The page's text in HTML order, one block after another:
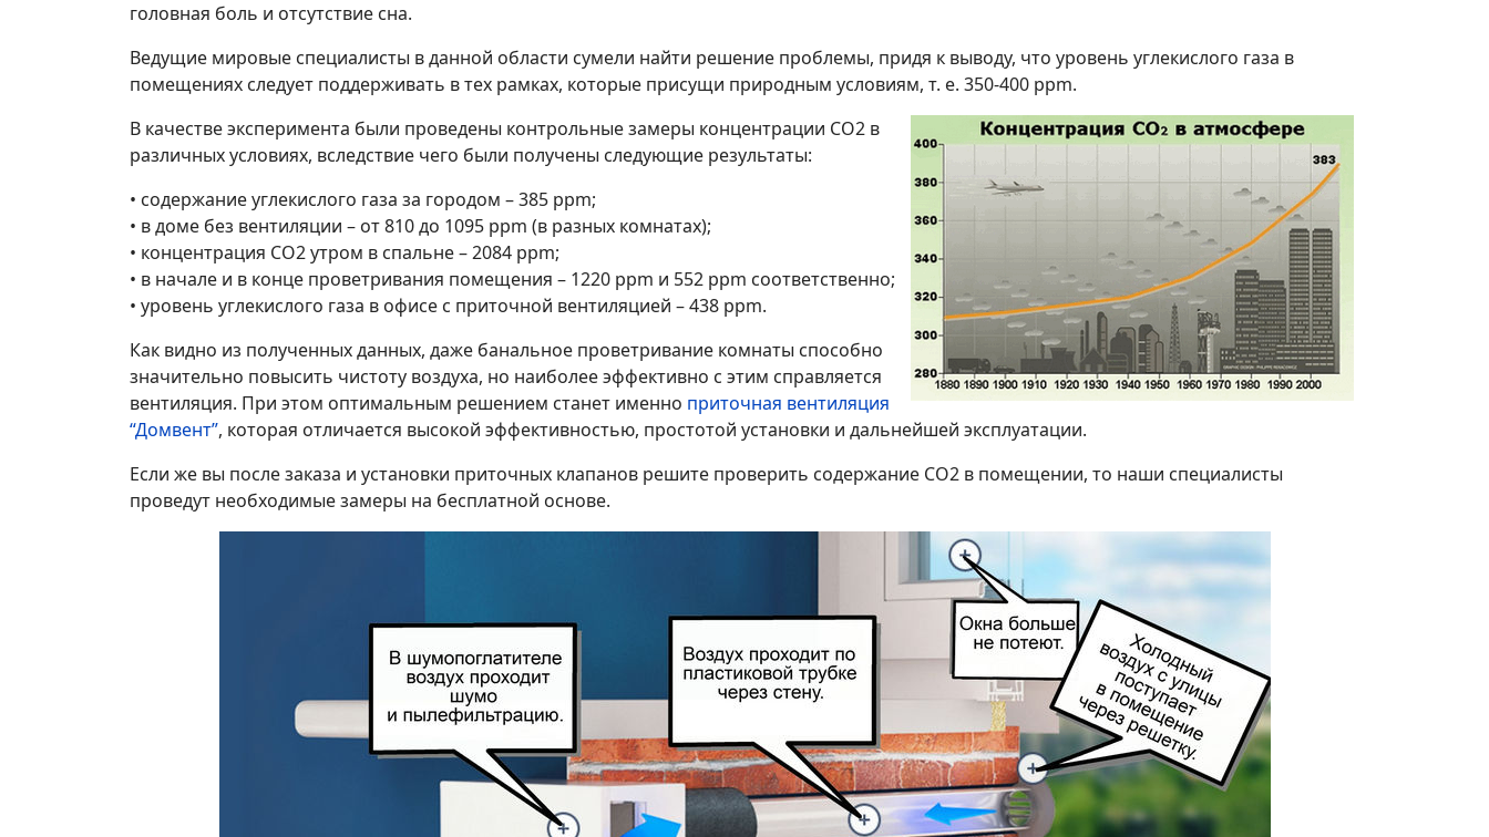
головная боль и отсутствие сна.
Ведущие мировые специалисты в данной области сумели найти решение проблемы, придя к выводу, что уровень углекислого газа в
помещениях следует поддерживать в тех рамках, которые присущи природным условиям, т. е. 350-400 ppm.
В качестве эксперимента были проведены контрольные замеры концентрации СО2 в
различных условиях, вследствие чего были получены следующие результаты:
• содержание углекислого газа за городом – 385 ppm;
• в доме без вентиляции – от 810 до 1095 ppm (в разных комнатах);
• концентрация СО2 утром в спальне – 2084 ppm;
• в начале и в конце проветривания помещения – 1220 ppm и 552 ppm соответственно;
• уровень углекислого газа в офисе с приточной вентиляцией – 438 ppm.
Как видно из полученных данных, даже банальное проветривание комнаты способно
значительно повысить чистоту воздуха, но наиболее эффективно с этим справляется
вентиляция. При этом оптимальным решением станет именно приточная вентиляция
“Домвент”, которая отличается высокой эффективностью, простотой установки и дальнейшей эксплуатации.
Если же вы после заказа и установки приточных клапанов решите проверить содержание СО2 в помещении, то наши специалисты
проведут необходимые замеры на бесплатной основе.